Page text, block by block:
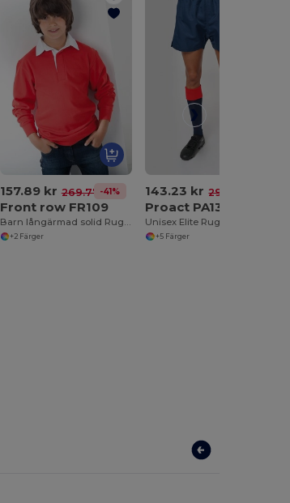
157.89 kr 269.77 kr
-41%
Front row FR109
Barn långärmad solid Rugby-pikétröja
+2 Färger
143.23 kr 296.33 kr
Proact PA138
Unisex Elite Rugby Shorts
+5 Färger